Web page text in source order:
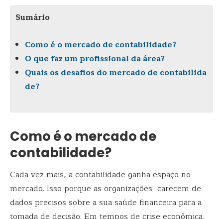
Sumário
Como é o mercado de contabilidade?
O que faz um profissional da área?
Quais os desafios do mercado de contabilida
de?
Como é o mercado de
contabilidade?
Cada vez mais, acontabilidade ganha espaço no
mercado. Isso porque as organizações carecem de
dados precisos sobre a sua saúde financeira para a